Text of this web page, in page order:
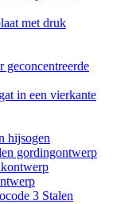
met druk
geconcentreerde
in een vierkante
hijsogen
gordingontwerp
3 Stalen